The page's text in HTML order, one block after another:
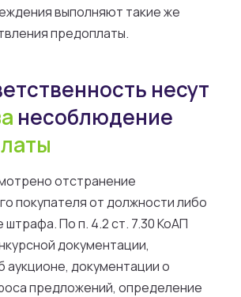
выполняют такиеже
предоплаты.
несут
несоблюдение
отстранение
покупателяотдолжностилибо
штрафа.Поп. 4.2ст. 7.30КоАП
документации,
аукционе, документациио
предложений, определение